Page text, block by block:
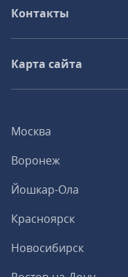
Москва
Воронеж
Йошкар-Ола
Красноярск
Новосибирск
Контакты
Карта сайта